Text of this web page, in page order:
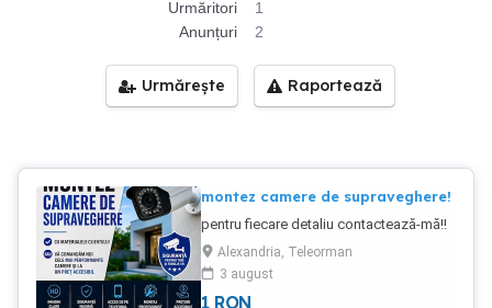
Urmăritori
1
Anunțuri
2
Urmărește Raportează
montez camere de supraveghere!
pentru fiecare detaliu contactează-mă!!
Alexandria, Teleorman
3 august
1 RON